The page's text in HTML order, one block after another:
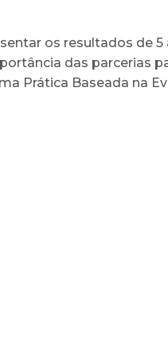
os resultados de 5
das parcerias
Prática Baseada na